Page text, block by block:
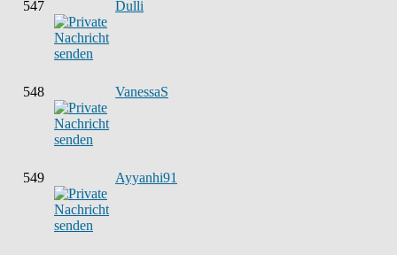
547 Dulli
548 VanessaS
549 Ayyanhi91